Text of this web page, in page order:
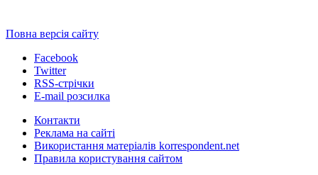
Повна версія сайту
Facebook
Twitter
RSS-стрічки
E-mail розсилка
Контакти
Реклама на сайті
Використання матеріалів korrespondent.net
Правила користування сайтом